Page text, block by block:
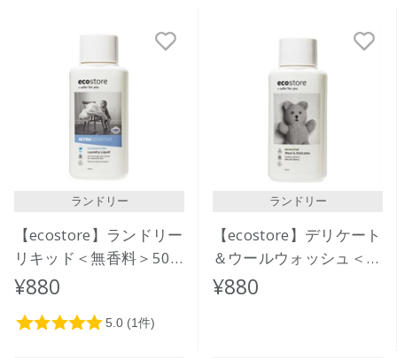
価格が安い
価格が高い
レビューが多い順
ランドリー
【ecostore】ランドリー
リキッド＜無香料＞500
ｍL
¥880
ランドリー
【ecostore】デリケート
＆ウールウォッシュ＜お
しゃれ着用＞ 500ｍL
¥880